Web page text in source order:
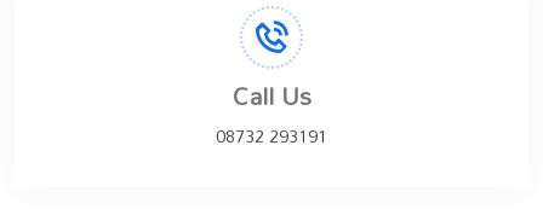
Call Us
08732 293191